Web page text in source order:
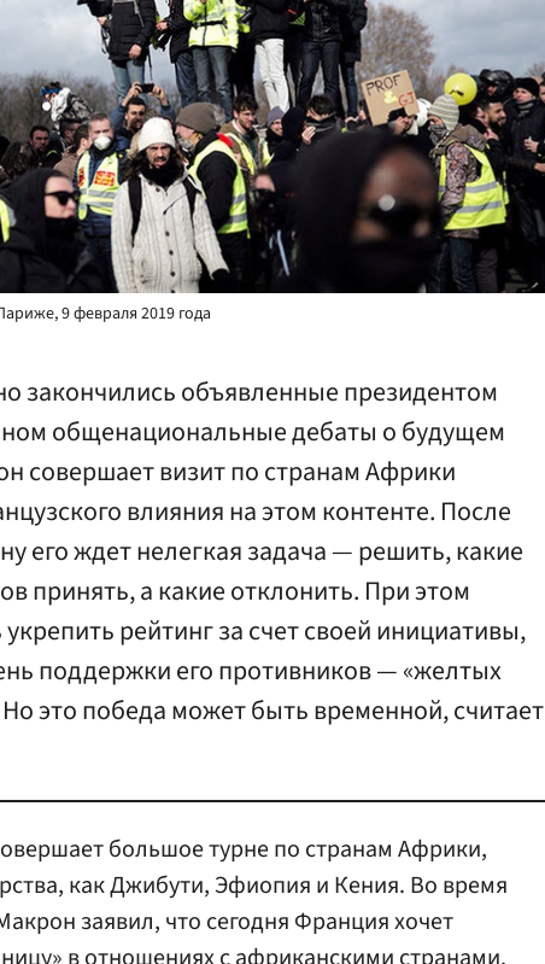
9 февраля 2019 года
закончились объявленные президентом
общенациональные дебаты о будущем
совершает визит по странам Африки
влияния на этом контенте. После
его ждет нелегкая задача — решить, какие
принять, а какие отклонить. При этом
рейтинг за счет своей инициативы,
поддержки его противников — «желтых
это победа может быть временной, считает
большое турне по странам Африки,
как Джибути, Эфиопия и Кения. Во время
заявил, что сегодня Франция хочет